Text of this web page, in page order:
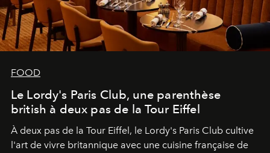
FOOD
Le Lordy's Paris Club, une parenthèse
british à deux pas de la Tour Eiffel
À deux pas de la Tour Eiffel, le Lordy's Paris Club cultive
l'art de vivre britannique avec une cuisine française de